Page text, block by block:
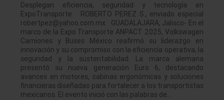
Desplegan eficiencia, seguridad y tecnología en
ExpoTransporte ROBERTO PEREZ S., enviado especial
robertpez@yahoo.com.mx GUADALAJARA, Jalisco- En el
marco de la Expo Transporte ANPACT 2025, Volkswagen
Camiones y Buses México reafirmó su liderazgo en
innovación y su compromiso con la eficiencia operativa, la
seguridad y la sustentabilidad. La marca alemana
presentó su nueva generación Euro 6, destacando
avances en motores, cabinas ergonómicas y soluciones
financieras diseñadas para fortalecer a los transportistas
mexicanos. El evento inició con las palabras de…